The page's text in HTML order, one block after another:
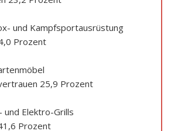
und Kampfsportausrüstung
Prozent
25,9 Prozent
Elektro-Grills
Prozent